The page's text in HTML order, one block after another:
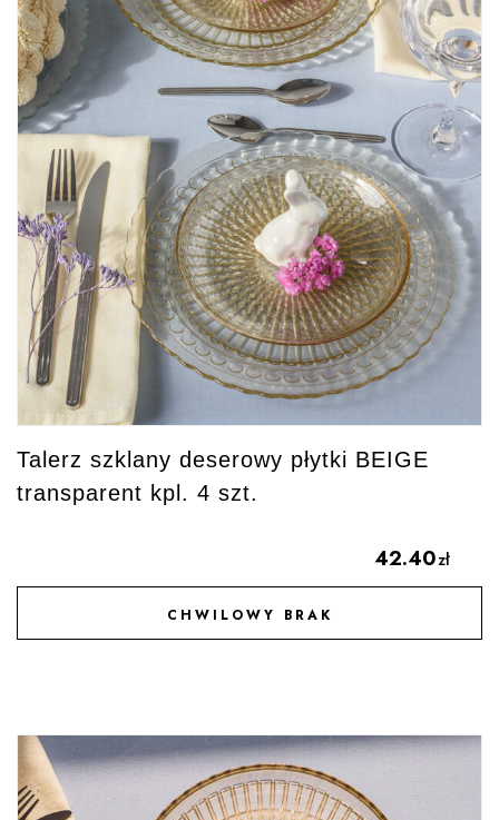
Talerz szklany deserowy płytki BEIGE
transparent kpl. 4 szt.
42.40zł
CHWILOWY BRAK
DODAJ DO ULUBIONYCH